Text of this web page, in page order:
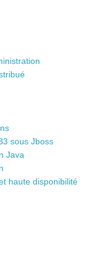
sous Jboss
Java
haute disponibilité